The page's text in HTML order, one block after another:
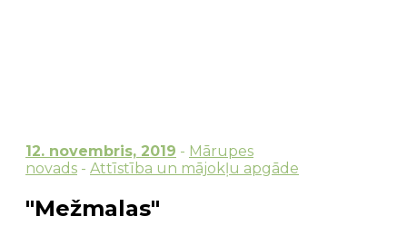
12. novembris, 2019 - Mārupes
novads - Attīstība un mājokļu apgāde
"Mežmalas"